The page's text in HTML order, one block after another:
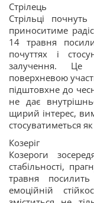
Стрілець
Стрільці
приноситиме
14 травня
почуттях і
залучення.
поверхневою
підштовхне до
не дає
щирий інтерес,
стосуватиметься
Козеріг
Козероги
стабільності,
травня
емоційній